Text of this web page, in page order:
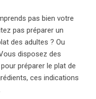
pas bien votre
pas préparer un
des adultes ? Ou
disposez des
préparer le plat de
ces indications